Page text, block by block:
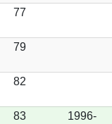
77
79
82
83
1996-